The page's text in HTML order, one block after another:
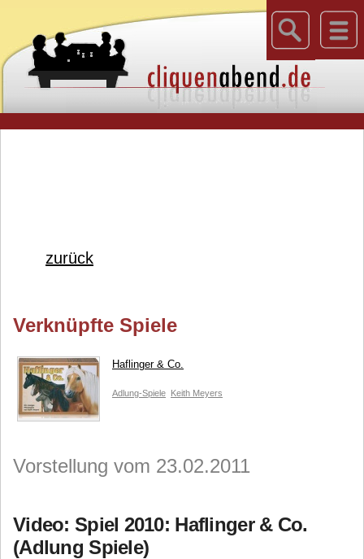
zurück
Verknüpfte Spiele
Haflinger & Co.
Adlung-Spiele Keith Meyers
Vorstellung vom 23.02.2011
Video: Spiel 2010: Haflinger & Co.
(Adlung Spiele)